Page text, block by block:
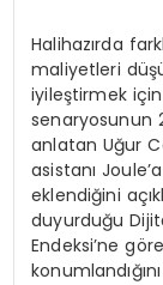
Halihazırda
maliyetleri
iyileştirmek
senaryosunun
anlatan Uğur
asistanı
eklendiğini
duyurduğu
Endeksi’ne